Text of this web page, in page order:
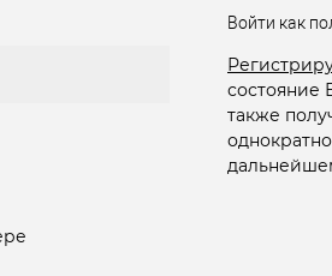
Войти как
состояние
также